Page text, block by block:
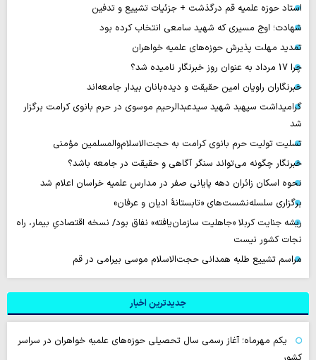
استاد حوزه علمیه قم درگذشت + جزئیات تشییع و تدفین
شهادت؛ اوج مسیری که شهید سامعی انتخاب کرده بود
تمدید مهلت پذیرش حوزه‌های علمیه خواهران
چرا 17 مرداد به عنوان روز خبرنگار نامیده شد؟
خبرنگاران راویان امین حقیقت و دیده‌بانان بیدار جامعه‌اند
گرامیداشت سپهبد شهید سیدعبدالرحیم موسوی در حرم بانوی کرامت برگزار
شد
تسلیت تولیت حرم بانوی کرامت به حجت‌الاسلام‌والمسلمین مؤمنی
خبرنگار چگونه می‌تواند سنگر آگاهی و حقیقت در جامعه باشد؟
نحوه اسکان زائران دهه پایانی صفر در مدارس علمیه خراسان اعلام شد
برگزاری سلسله‌نشست‌های «تابستانهٔ ادیان و عرفان»
ریشه جنایت کربلا «جاهلیت سازمان‌یافته» نفاق بود/ نسخه اقتصادیِ بیمار، راه
نجات کشور نیست
مراسم تشییع طلبه همدانی حجت‌الاسلام موسی بیرامی در قم
جدیدترین اخبار
یکم مهرماه؛ آغاز رسمی سال تحصیلی حوزه‌های علمیه خواهران در سراسر